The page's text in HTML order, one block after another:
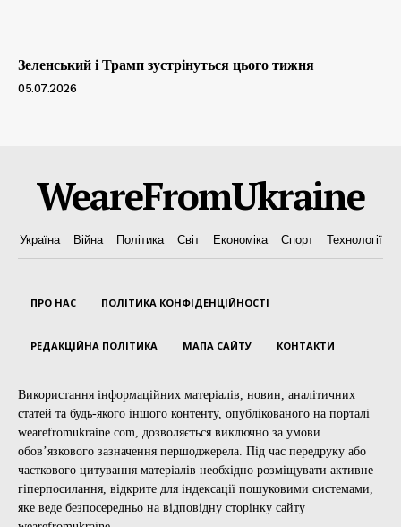
Зеленський і Трамп зустрінуться цього тижня
05.07.2026
WeareFromUkraine
Україна Війна Політика Світ Економіка Спорт Технології
ПРО НАС ПОЛІТИКА КОНФІДЕНЦІЙНОСТІ
РЕДАКЦІЙНА ПОЛІТИКА МАПА САЙТУ КОНТАКТИ
Використання інформаційних матеріалів, новин, аналітичних
статей та будь-якого іншого контенту, опублікованого на порталі
wearefromukraine.com, дозволяється виключно за умови
обов’язкового зазначення першоджерела. Під час передруку або
часткового цитування матеріалів необхідно розміщувати активне
гіперпосилання, відкрите для індексації пошуковими системами,
яке веде безпосередньо на відповідну сторінку сайту